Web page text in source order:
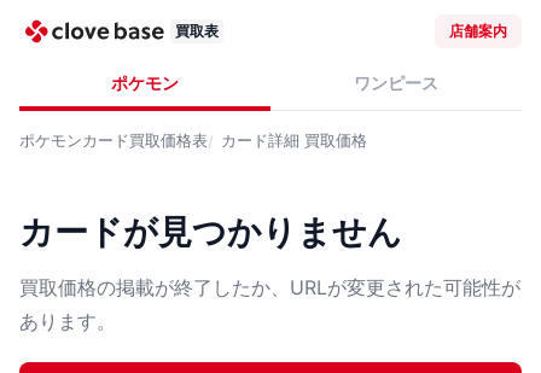
買取表 店舗案内
ポケモン ワンピース
ポケモンカード買取価格表 カード詳細 買取価格
カードが見つかりません
買取価格の掲載が終了したか、URLが変更された可能性が
あります。